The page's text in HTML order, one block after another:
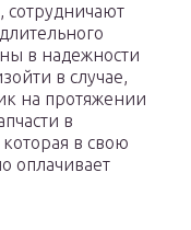
в надежности
в случае,
на протяжении
в
в свою
оплачивает